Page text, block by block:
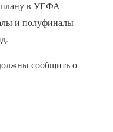
плану в УЕФА
и полуфиналы
сообщить о